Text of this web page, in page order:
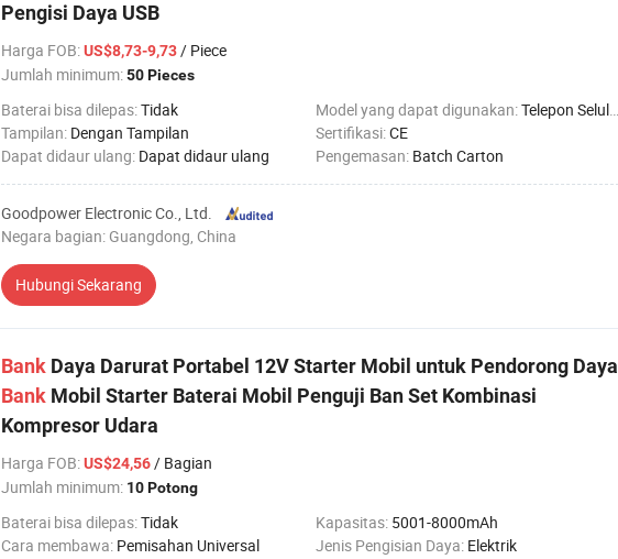
Pengisi Daya USB
Harga FOB:US$8,73-9,73/ Piece
Jumlah minimum:50 Pieces
Baterai bisa dilepas:Tidak Model yang dapat digunakan:Telepon Seluler
Tampilan: Dengan Tampilan Sertifikasi:CE
Dapat didaur ulang: Dapat didaur ulang Pengemasan: Batch Carton
Goodpower Electronic Co., Ltd.
Negara bagian: Guangdong, China
Hubungi Sekarang
Bank Daya Darurat Portabel 12V Starter Mobil untuk Pendorong Daya
Bank Mobil Starter Baterai Mobil Penguji Ban Set Kombinasi
Kompresor Udara
Harga FOB:US$24,56/ Bagian
Jumlah minimum: 10 Potong
Baterai bisa dilepas:Tidak Kapasitas: 5001-8000mAh
Cara membawa: Pemisahan Universal Jenis Pengisian Daya: Elektrik